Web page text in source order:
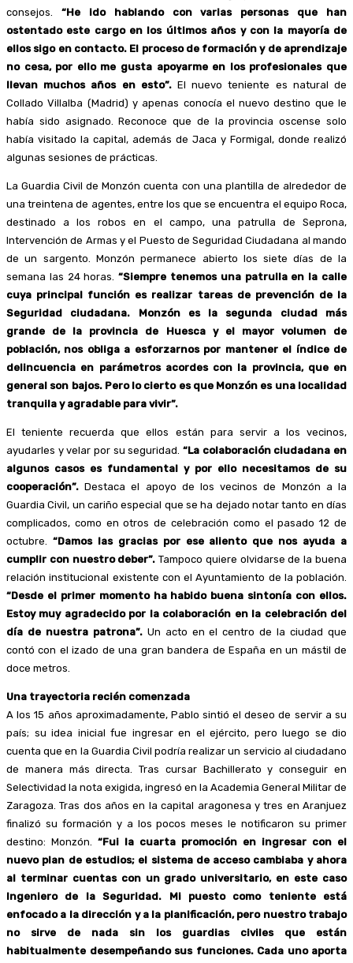
consejos. “He ido hablando con varias personas que han
ostentado este cargo en los últimos años y con la mayoría de
ellos sigo en contacto. El proceso de formación y de aprendizaje
no cesa, por ello me gusta apoyarme en los profesionales que
llevan muchos años en esto”.El nuevo teniente es natural de
Collado Villalba (Madrid) y apenas conocía el nuevo destino que le
había sido asignado. Reconoce que de la provincia oscense solo
había visitado la capital, además de Jaca y Formigal, donde realizó
algunas sesiones de prácticas.
La Guardia Civil de Monzón cuenta con una plantilla de alrededor de
una treintena de agentes, entre los que se encuentra el equipo Roca,
destinado a los robos en el campo, una patrulla de Seprona,
Intervención de Armas y el Puesto de Seguridad Ciudadana al mando
de un sargento. Monzón permanece abierto los siete días de la
semana las 24 horas. “Siempre tenemos una patrulla en la calle
cuya principal función es realizar tareas de prevención de la
Seguridad ciudadana. Monzón es la segunda ciudad más
grande de la provincia de Huesca y el mayor volumen de
población, nos obliga a esforzarnos por mantener el índice de
delincuencia en parámetros acordes con la provincia, que en
general son bajos. Pero lo cierto es que Monzón es una localidad
tranquila y agradable para vivir”.
El teniente recuerda que ellos están para servir a los vecinos,
ayudarles y velar por su seguridad. “La colaboración ciudadana en
algunos casos es fundamental y por ello necesitamos de su
cooperación”. Destaca el apoyo de los vecinos de Monzón a la
Guardia Civil, un cariño especial que se ha dejado notar tanto en días
complicados, como en otros de celebración como el pasado 12 de
octubre. “Damos las gracias por ese aliento que nos ayuda a
cumplir con nuestro deber”. Tampoco quiere olvidarse de la buena
relación institucional existente con el Ayuntamiento de la población.
“Desde el primer momento ha habido buena sintonía con ellos.
Estoy muy agradecido por la colaboración en la celebración del
día de nuestra patrona”.Un acto en el centro de la ciudad que
contó con el izado de una gran bandera de España en un mástil de
doce metros.
Una trayectoria recién comenzada
A los 15 años aproximadamente, Pablo sintió el deseo de servir a su
país; su idea inicial fue ingresar en el ejército, pero luego se dio
cuenta que en la Guardia Civil podría realizar un servicio al ciudadano
de manera más directa. Tras cursar Bachillerato y conseguir en
Selectividad la nota exigida, ingresó en la Academia General Militar de
Zaragoza. Tras dos años en la capital aragonesa y tres en Aranjuez
finalizó su formación y a los pocos meses le notificaron su primer
destino: Monzón. “Fui la cuarta promoción en ingresar con el
nuevo plan de estudios; el sistema de acceso cambiaba y ahora
al terminar cuentas con un grado universitario, en este caso
Ingeniero de la Seguridad. Mi puesto como teniente está
enfocado a la dirección y a la planificación, pero nuestro trabajo
no sirve de nada sin los guardias civiles que están
habitualmente desempeñando sus funciones. Cada uno aporta